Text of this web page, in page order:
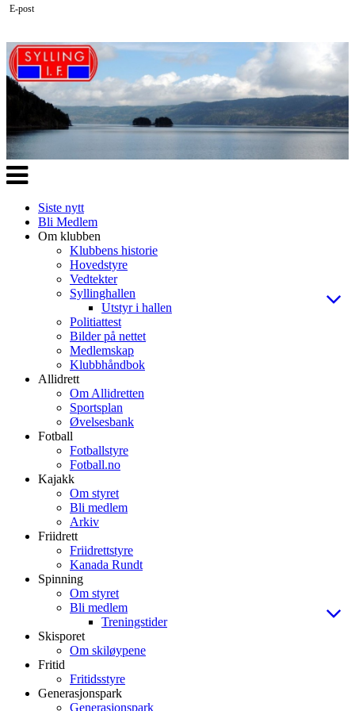
Veksle
navigasjon
Siste nytt
Bli Medlem
Om klubben
Klubbens historie
Hovedstyre
Vedtekter
Syllinghallen
Utstyr i hallen
Politiattest
Bilder på nettet
Medlemskap
Klubbhåndbok
Allidrett
Om Allidretten
Sportsplan
Øvelsesbank
Fotball
Fotballstyre
Fotball.no
Kajakk
Om styret
Bli medlem
Arkiv
Friidrett
Friidrettstyre
Kanada Rundt
Spinning
Om styret
Bli medlem
Treningstider
Skisporet
Om skiløypene
Fritid
Fritidsstyre
Generasjonspark
Generasjonspark
E-post